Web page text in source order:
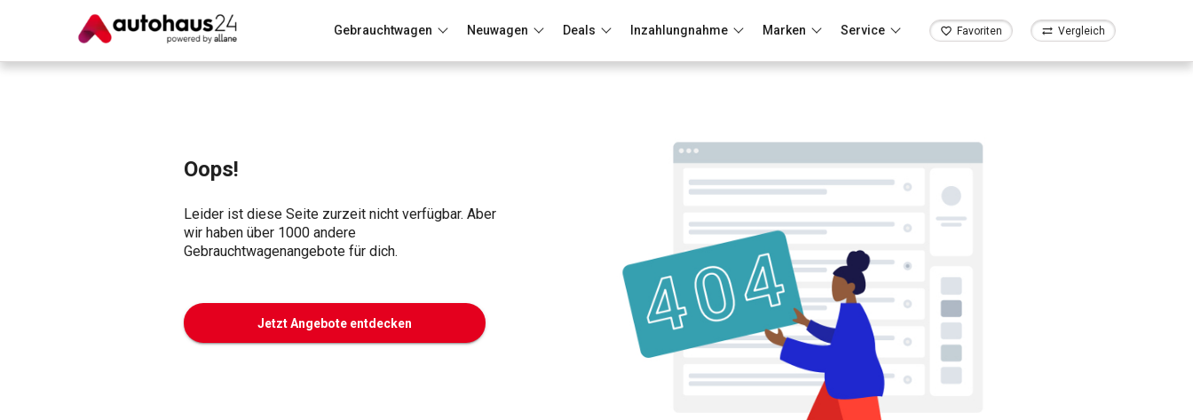
Gebrauchtwagen Neuwagen Deals Inzahlungnahme Marken Service Favoriten Vergleich
Oops!
Leider ist diese Seite zurzeit nicht verfügbar. Aber
wir haben über 1000 andere
Gebrauchtwagenangebote für dich.
Jetzt Angebote entdecken